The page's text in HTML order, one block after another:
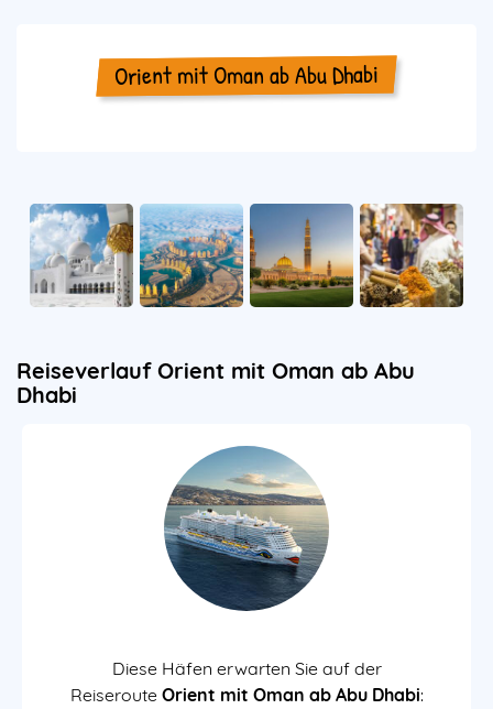
Orient mit Oman ab Abu Dhabi
Reiseverlauf Orient mit Oman ab Abu
Dhabi
Diese Häfen erwarten Sie auf der
Reiseroute Orient mit Oman ab Abu Dhabi: